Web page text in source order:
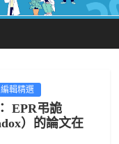
編輯精選
EPR弔詭
）的論文在